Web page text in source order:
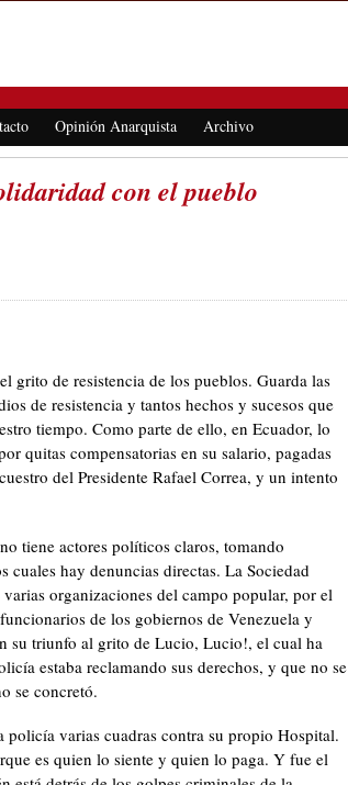
Opinión Anarquista Archivo
con el pueblo
grito de resistencia de los pueblos. Guarda las
de resistencia y tantos hechos y sucesos que
tiempo. Como parte de ello, en Ecuador, lo
quitas compensatorias en su salario, pagadas
del Presidente Rafael Correa, y un intento
tiene actores políticos claros, tomando
cuales hay denuncias directas. La Sociedad
organizaciones del campo popular, por el
de los gobiernos de Venezuela y
su triunfo al grito de Lucio, Lucio!, el cual ha
estaba reclamando sus derechos, y que no se
se concretó.
varias cuadras contra su propio Hospital.
es quien lo siente y quien lo paga. Y fue el